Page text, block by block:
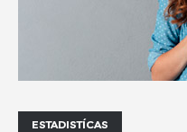
ESTADISTÍCAS